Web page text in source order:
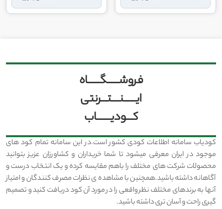
فروشــــــگــــــاه
ایــــــنــــتـــرنتی
کـــودیـــــــاب
کودیاب سامانه اطلاعات کودی کشور است.در این سامانه تمام کود های
موجود در ایران معرفی میشود تا شما خریداران و کشاورزان عزیز بتوانید
محصولات شرکت های مختلف را باهم مقایسه کرده و یک انتخاب درست و
آگاهانه داشته باشید.همچنین با مشاهده ی نظرات مصرف کنندگان و امتیاز
آنها به برندهای مختلف نظر واقعی را در مورد آن کود دریافت کنید و تصمیم
گیری راحت و آسان تری داشته باشید.